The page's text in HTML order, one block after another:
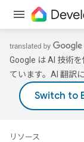
Google は AI 技術
ています。AI 翻訳
リソース